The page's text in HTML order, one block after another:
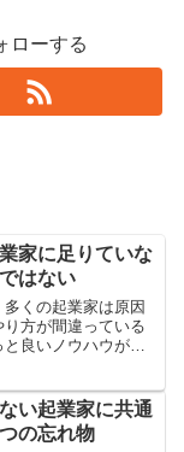
ローする
家に足りていな
はない
くの起業家は原因
方が間違っている
良いノウハウがあ
しい本を買い、新
い起業家に共通
の忘れ物